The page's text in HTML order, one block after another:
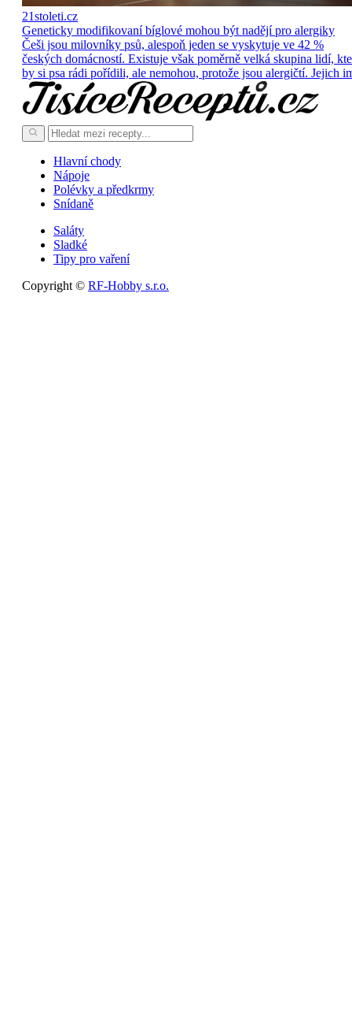
21stoleti.cz
Geneticky modifikovaní bíglové mohou být nadějí pro alergiky
Češi jsou milovníky psů, alespoň jeden se vyskytuje ve 42 %
českých domácností. Existuje však poměrně velká skupina lidí,
by si psa rádi pořídili, ale nemohou, protože jsou alergičtí. Jejich
Hlavní chody
Nápoje
Polévky a předkrmy
Snídaně
Saláty
Sladké
Tipy pro vaření
Copyright © RF-Hobby s.r.o.